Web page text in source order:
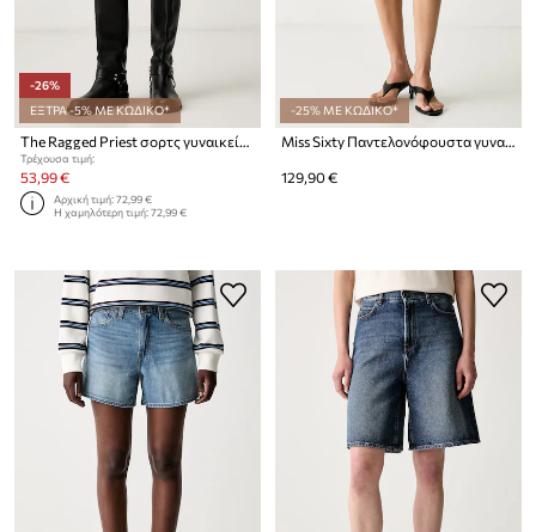
-26%
ΕΞΤΡΑ -5% ΜΕ ΚΩΔΙΚΟ*
The Ragged Priest σορτς γυναικεία ντένιμ
Τρέχουσα τιμή:
53,99 €
Αρχική τιμή:72,99 €
Η χαμηλότερη τιμή:72,99 €
-25% ΜΕ ΚΩΔΙΚΟ*
Miss Sixty Παντελονόφουστα γυναικεία ντένιμ
129,90 €